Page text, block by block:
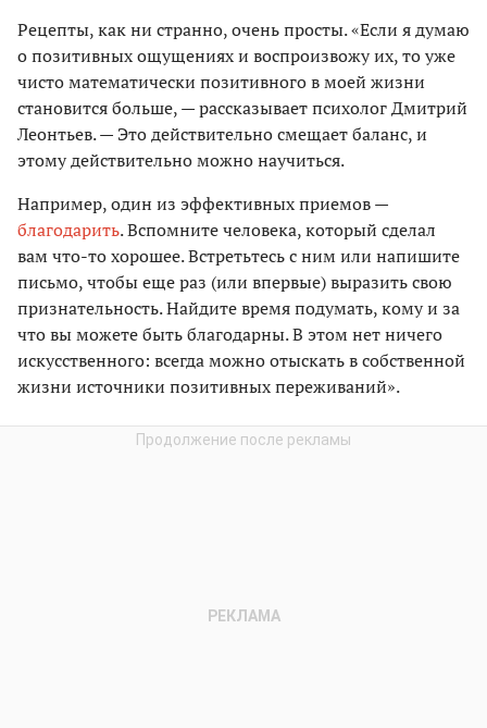
Рецепты, как ни странно, очень просты. «Если я думаю
о позитивных ощущениях и воспроизвожу их, то уже
чисто математически позитивного в моей жизни
становится больше, — рассказывает психолог Дмитрий
Леонтьев. — Это действительно смещает баланс, и
этому действительно можно научиться.
Например, один из эффективных приемов —
благодарить. Вспомните человека, который сделал
вам что-то хорошее. Встретьтесь с ним или напишите
письмо, чтобы еще раз (или впервые) выразить свою
признательность. Найдите время подумать, кому и за
что вы можете быть благодарны. В этом нет ничего
искусственного: всегда можно отыскать в собственной
жизни источники позитивных переживаний».